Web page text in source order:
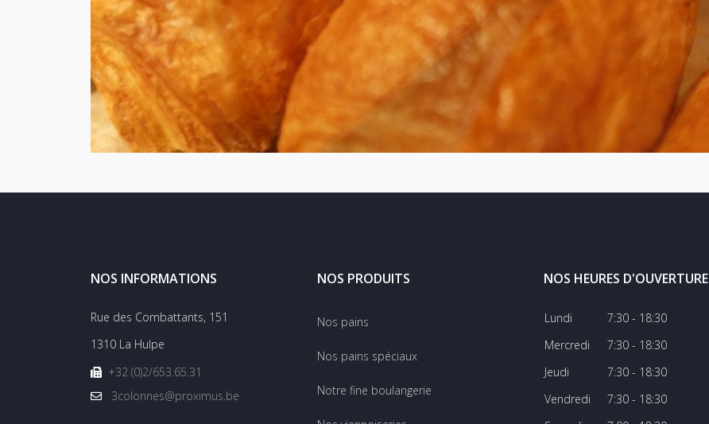
NOS INFORMATIONS
Rue des Combattants, 151
1310 La Hulpe
+32 (0)2/653.65.31
3colonnes@proximus.be
NOS PRODUITS
Nos pains
Nos pains spéciaux
Notre fine boulangerie
NOS HEURES D'OUVERTURE
Lundi
Mercredi
Jeudi
Vendredi
7:30 - 18:30
7:30 - 18:30
7:30 - 18:30
7:30 - 18:30